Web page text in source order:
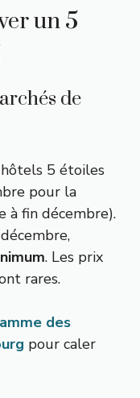
un 5
de
5 étoiles
pour la
à fin décembre).
. Les prix
rares.
des
pour caler